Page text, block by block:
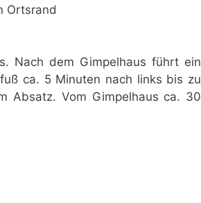
Ortsrand
Nach dem Gimpelhaus führt ein
ca. 5 Minuten nach links bis zu
Absatz. Vom Gimpelhaus ca. 30